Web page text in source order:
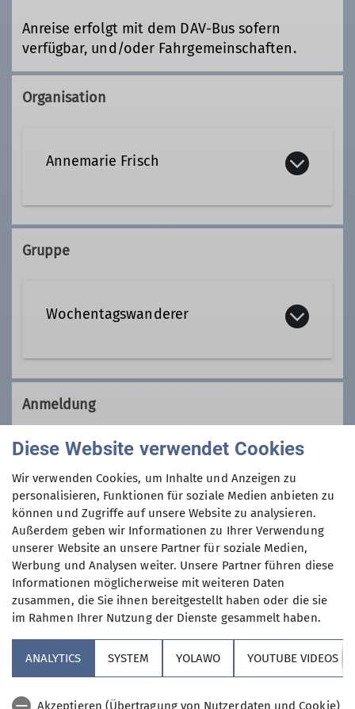
Anreise erfolgt mit dem DAV-Bus sofern
verfügbar, und/oder Fahrgemeinschaften.
Organisation
Annemarie Frisch
08105 23819
Gruppe
Wochentagswanderer
Wir sind eine Gemeinschaft von
Wanderfreunden innerhalb der
Sektion, die
Dienstag und Mittwoch , aber auch an
anderen Wochentagen in freier Natur
unterwegs sind.
Wer kann sich das wochentags
leisten?
Nun, alle die aus dem Berufsleben
ausgeschieden sind oder sonst über
ihre Zeit frei verfügen können und
körperlich in guter Verfassung sind.
Neben anspruchvollen Bergtouren
(bis ca. 1400 Höhenmeter) stehen
auch leichtere Berg- und
Flachwanderungen (ca. 15 bis 20 km)
Anmeldung
Anmeldung per Telefon bevorzugt! Anmeldung
Anmeldung ab
26.08.2024
Maximale Teilnehmeranzahl
9
Diese Website verwendet Cookies
Wir verwenden Cookies, um Inhalte und Anzeigen zu
personalisieren, Funktionen für soziale Medien anbieten zu
können und Zugriffe auf unsere Website zu analysieren.
Außerdem geben wir Informationen zu Ihrer Verwendung
unserer Website an unsere Partner für soziale Medien,
Werbung und Analysen weiter. Unsere Partner führen diese
Informationen möglicherweise mit weiteren Daten
zusammen, die Sie ihnen bereitgestellt haben oder die sie
im Rahmen Ihrer Nutzung der Dienste gesammelt haben.
ANALYTICS SYSTEM YOLAWO YOUTUBE VIDEOS
Akzeptieren (Übertragung von Nutzerdaten und Cookie)